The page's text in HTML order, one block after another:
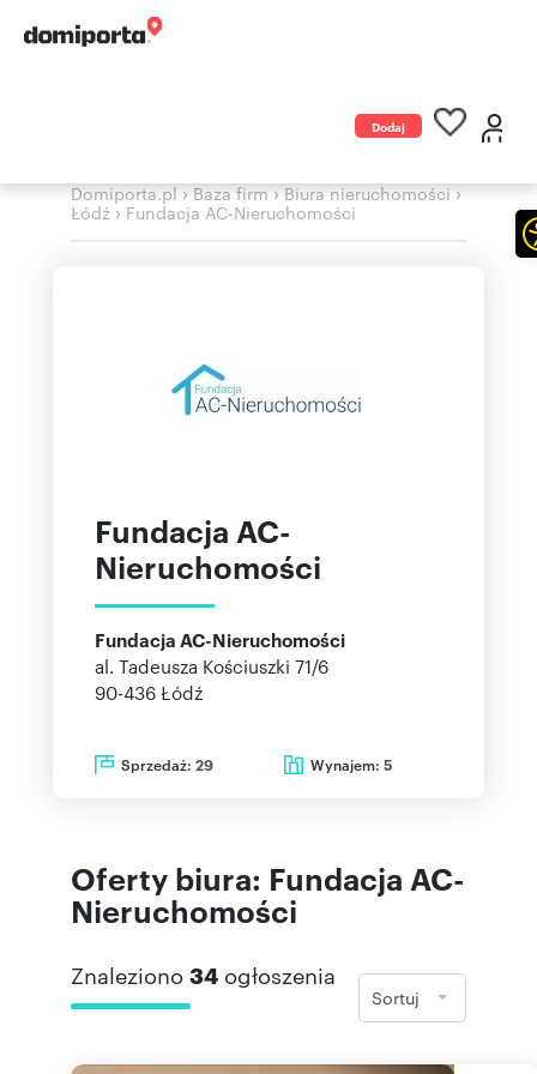
Dodaj
Domiporta.pl›Baza firm›Biura nieruchomości›
Łódź › Fundacja AC-Nieruchomości
Fundacja AC-
Nieruchomości
Fundacja AC-Nieruchomości
al. Tadeusza Kościuszki 71/6
90-436Łódź
Sprzedaż: 29 Wynajem: 5
Oferty biura: Fundacja AC-
Nieruchomości
Znaleziono 34 ogłoszenia
Sortuj